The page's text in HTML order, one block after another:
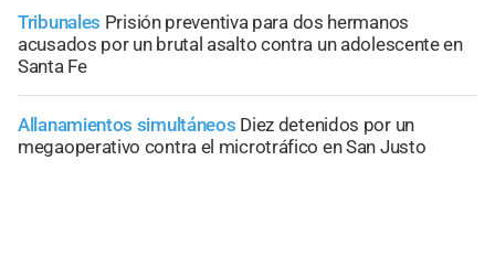
Tribunales Prisión preventiva para dos hermanos
acusados por un brutal asalto contra un adolescente en
Santa Fe
Allanamientos simultáneos Diez detenidos por un
megaoperativo contra el microtráfico en San Justo